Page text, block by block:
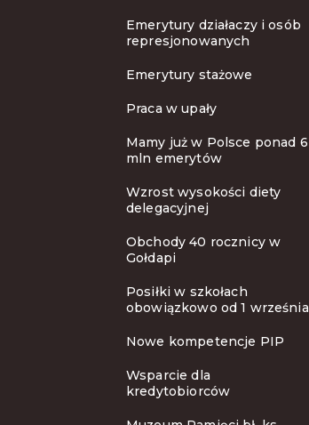
Emerytury działaczy i osób
represjonowanych
Emerytury stażowe
Praca w upały
Mamy już w Polsce ponad 6
mln emerytów
Wzrost wysokości diety
delegacyjnej
Obchody 40 rocznicy w
Gołdapi
Posiłki w szkołach
obowiązkowo od 1 września
Nowe kompetencje PIP
Wsparcie dla
kredytobiorców